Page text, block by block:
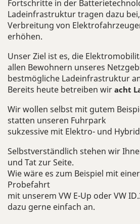
Fortschritte in der
Ladeinfrastruktur tragen dazu
Verbreitung von
erhöhen.
Unser Ziel ist es, die
allen Bewohnern unseres
bestmögliche Ladeinfrastruktur
Bereits heute betreiben wir acht
Wir wollen selbst mit gutem
statten unseren Fuhrpark
sukzessive mit Elektro- und
Selbstverständlich stehen wir
und Tat zur Seite.
Wie wäre es zum Beispiel mit
Probefahrt
mit unserem VW E-Up oder VW
dazu gerne einfach an.